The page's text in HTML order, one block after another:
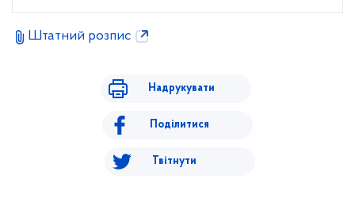
Штатний розпис
Надрукувати
Поділитися
Твітнути